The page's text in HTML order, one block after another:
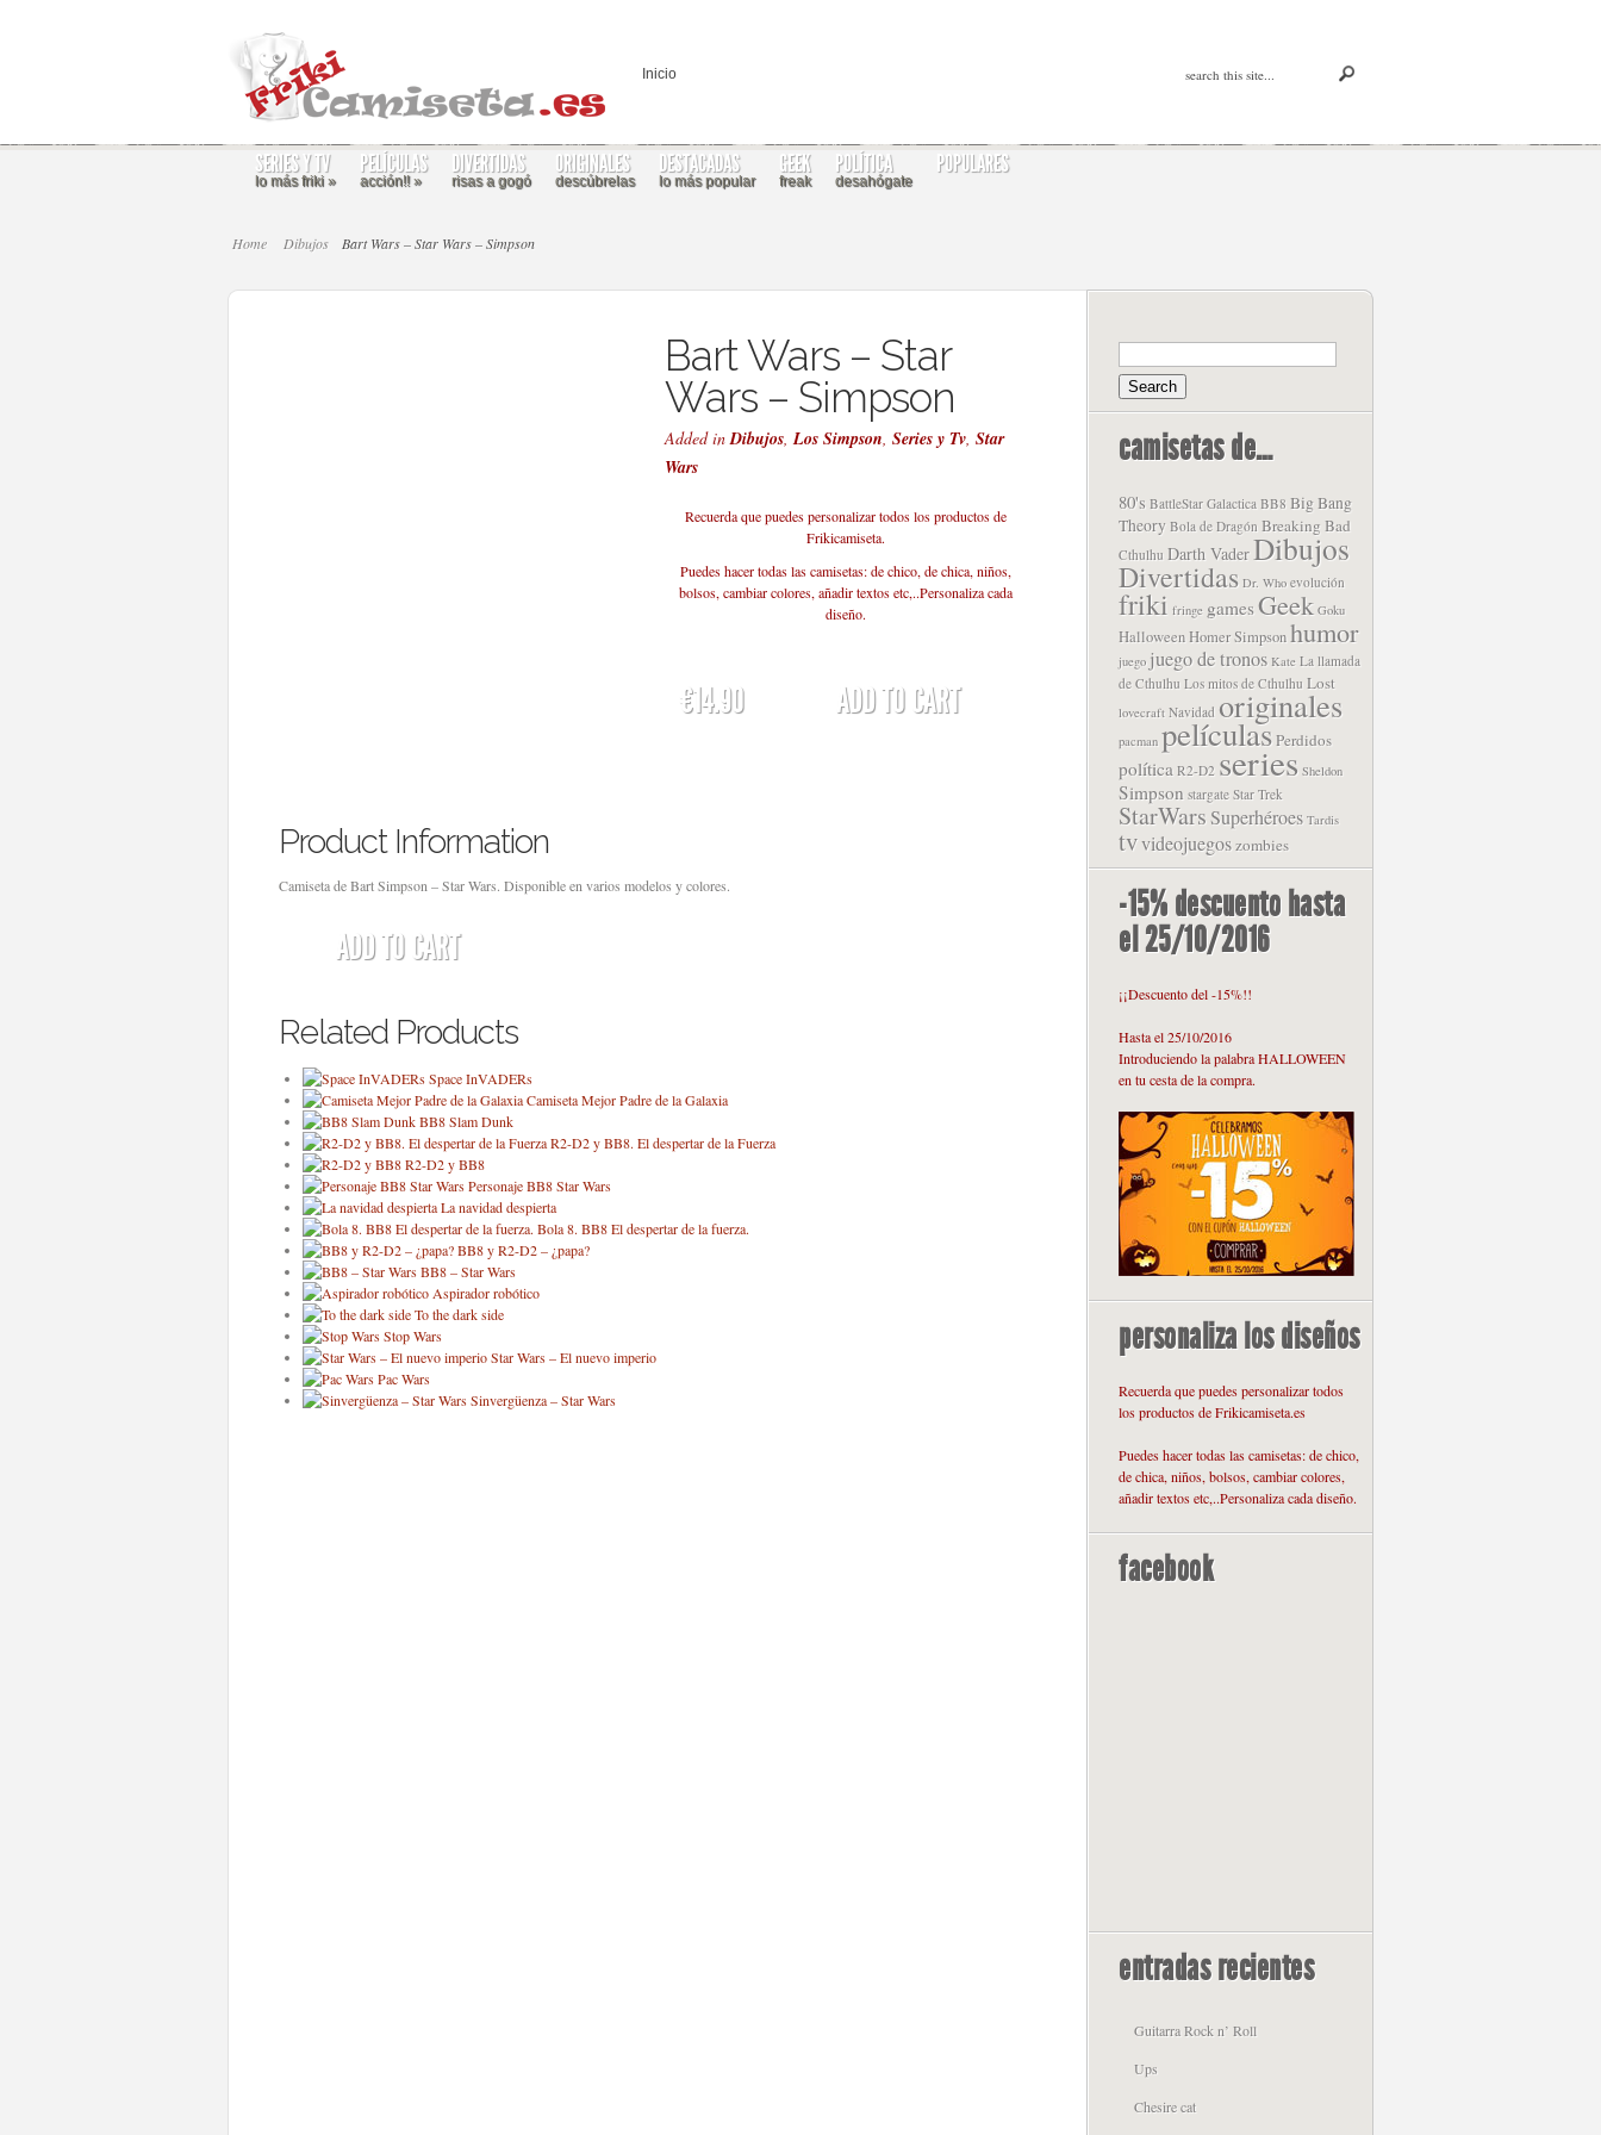
Inicio
SERIES Y TV
lo más friki »
PELÍCULAS
acción!!»
DIVERTIDAS
risas a gogó
ORIGINALES
descúbrelas
DESTACADAS
lo más popular
GEEK
freak
POLÍTICA
desahógate
POPULARES
Home Dibujos Bart Wars – Star Wars – Simpson
Bart Wars – Star
Wars – Simpson
Added inDibujos,Los Simpson, Series y Tv, Star
Wars
Recuerda que puedes personalizar todos los productos de
Frikicamiseta.
Puedes hacer todas las camisetas: de chico, de chica, niños,
bolsos, cambiar colores, añadir textos etc,..Personaliza cada
diseño.
€14.90 ADD TO CART
Product Information
Camiseta de Bart Simpson – Star Wars. Disponible en varios modelos y colores.
ADD TO CART
Related Products
Space InVADERs
Camiseta Mejor Padre de la Galaxia
BB8 Slam Dunk
R2-D2 y BB8. El despertar de la Fuerza
R2-D2 y BB8
Personaje BB8 Star Wars
La navidad despierta
Bola 8. BB8 El despertar de la fuerza.
BB8 y R2-D2 – ¿papa?
BB8 – Star Wars
Aspirador robótico
To the dark side
Stop Wars
Star Wars – El nuevo imperio
Pac Wars
Sinvergüenza – Star Wars
camisetas de…
80's BattleStar Galactica BB8 Big Bang
Theory Bola de Dragón Breaking Bad
Cthulhu Darth VaderDibujos
Divertidas Dr. Who evolución
friki fringe gamesGeek Goku
HalloweenHomer Simpsonhumor
juego juego de tronos Kate La llamada
de Cthulhu Los mitos de Cthulhu Lost
lovecraft Navidad originales
pacman películasPerdidos
política R2-D2 series Sheldon
Simpson stargate Star Trek
StarWars Superhéroes Tardis
tvvideojuegoszombies
-15% descuento hasta
el 25/10/2016
¡¡Descuento del -15%!!
Hasta el 25/10/2016
Introduciendo la palabra HALLOWEEN
en tu cesta de la compra.
personaliza los diseños
Recuerda que puedes personalizar todos
los productos de Frikicamiseta.es
Puedes hacer todas las camisetas: de chico,
de chica, niños, bolsos, cambiar colores,
añadir textos etc,..Personaliza cada diseño.
facebook
entradas recientes
Guitarra Rock n’ Roll
Ups
Chesire cat